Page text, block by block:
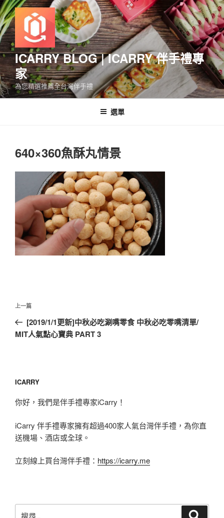
跳
至
主
要
內
容
ICARRY BLOG | ICARRY 伴手禮專
家
為您精選推薦全台灣伴手禮
選單
640×360魚酥丸情景
文
導
上
一
篇
上一篇
[2019/1/1更新]中秋必吃涮嘴零食 中秋必吃零嘴清單/
MIT人氣點心寶典 PART 3
ICARRY
你好，我們是伴手禮專家iCarry！
iCarry 伴手禮專家擁有超過400家人氣台灣伴手禮，為你直
送機場、酒店或全球。
立刻線上買台灣伴手禮： https://icarry.me